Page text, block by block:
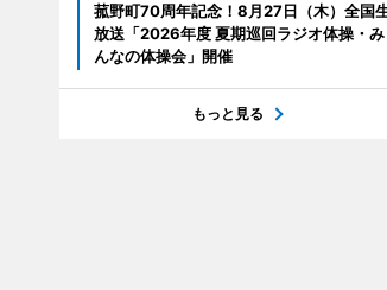
菰野町70周年記念！8月27日（木）全国
放送「2026年度 夏期巡回ラジオ体操・み
んなの体操会」開催
もっと見る